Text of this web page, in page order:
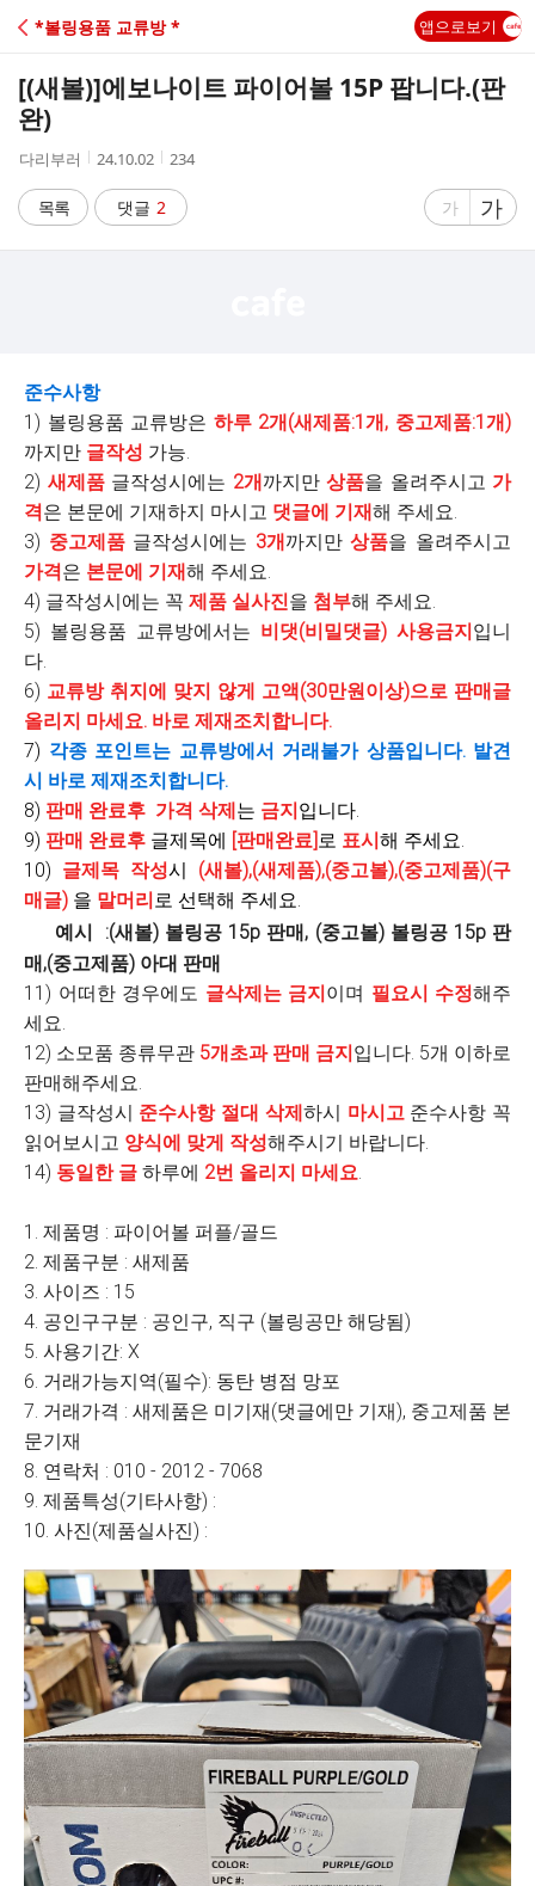
C
A
*볼링용품 교류방 * 앱으로보기
[(새볼)]에보나이트 파이어볼 15P 팝니다.(판
완)
작
자
다리부러
작
시
간
24.10.02
조
수
234
목록 댓글 2
글
가
글
자
가
준수사항
1) 볼링용품 교류방은 하루 2개(새제품:1개, 중고제품:1개)
까지만 글작성 가능.
2) 새제품글작성시에는 2개까지만 상품을 올려주시고 가
격은 본문에 기재하지 마시고 댓글에 기재해 주세요.
3) 중고제품글작성시에는 3개까지만상품을 올려주시고
가격은 본문에 기재해 주세요.
4) 글작성시에는 꼭 제품 실사진을 첨부해 주세요.
5) 볼링용품 교류방에서는 비댓(비밀댓글) 사용금지입니
다.
6) 교류방 취지에 맞지 않게 고액(30만원이상)으로 판매글
올리지 마세요. 바로 제재조치합니다.
7) 각종 포인트는 교류방에서 거래불가 상품입니다. 발견
시 바로 제재조치합니다.
8) 판매 완료후 가격 삭제는 금지입니다.
9) 판매 완료후 글제목에 [판매완료]로 표시해 주세요.
10) 글제목 작성시
(새볼),(새제품),(중고볼),(중고제품)(구
매글) 을 말머리로 선택해 주세요.
예시 :(새볼) 볼링공 15p 판매, (중고볼) 볼링공 15p 판
매,(중고제품) 아대 판매
11) 어떠한 경우에도 글삭제는 금지이며 필요시 수정해주
세요.
12) 소모품 종류무관 5개초과 판매 금지입니다. 5개 이하로
판매해주세요.
13) 글작성시 준수사항 절대 삭제하시 마시고준수사항 꼭
읽어보시고 양식에 맞게 작성해주시기 바랍니다.
14) 동일한 글 하루에 2번 올리지 마세요.
1. 제품명 : 파이어볼 퍼플/골드
2. 제품구분 : 새제품
3. 사이즈 : 15
4. 공인구구분 : 공인구, 직구 (볼링공만 해당됨)
5. 사용기간: X
6. 거래가능지역(필수): 동탄 병점 망포
7. 거래가격 : 새제품은 미기재(댓글에만 기재), 중고제품 본
문기재
8. 연락처 : 010 - 2012 - 7068
9. 제품특성(기타사항) :
10. 사진(제품실사진) :